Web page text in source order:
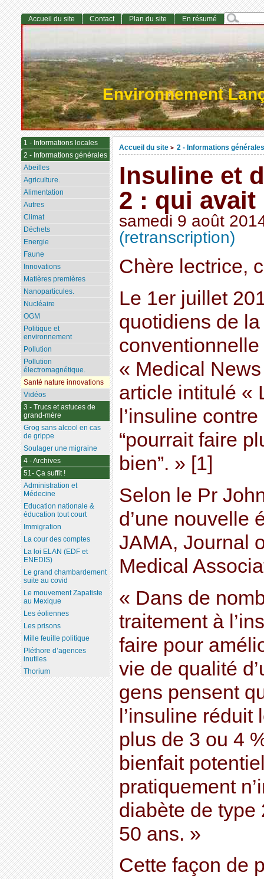
Environnement
Accueil du site > 2 - Informations générales
Insuline et
2 : qui
samedi 9 août
(retranscription)
Chère lectrice,
Le 1er juillet
quotidiens de
« Medical
article intitulé «
l’insuline
“pourrait faire
bien”. » [1]
Selon le Pr
d’une nouvelle
JAMA, Journal
Medical
« Dans de
traitement à
faire pour
vie de qualité
gens pensent
l’insuline
plus de 3 ou 4
bienfait
pratiquement
diabète de type
50 ans. »
Cette façon de
Accueil du site Contact Plan du site En résumé
1 - Informations locales
2 - Informations générales
Abeilles
Agriculture.
Alimentation
Autres
Climat
Déchets
Energie
Faune
Innovations
Matières premières
Nanoparticules.
Nucléaire
OGM
Politique et
environnement
Pollution
Pollution
électromagnétique.
Santé nature innovations
Vidéos
3 - Trucs et astuces de
grand-mère
Grog sans alcool en cas
de grippe
Soulager une migraine
4 - Archives
51- Ça suffit !
Administration et
Médecine
Education nationale &
éducation tout court
Immigration
La cour des comptes
La loi ELAN (EDF et
ENEDIS)
Le grand chambardement
suite au covid
Le mouvement Zapatiste
au Mexique
Les éoliennes
Les prisons
Mille feuille politique
Pléthore d’agences
inutiles
Thorium